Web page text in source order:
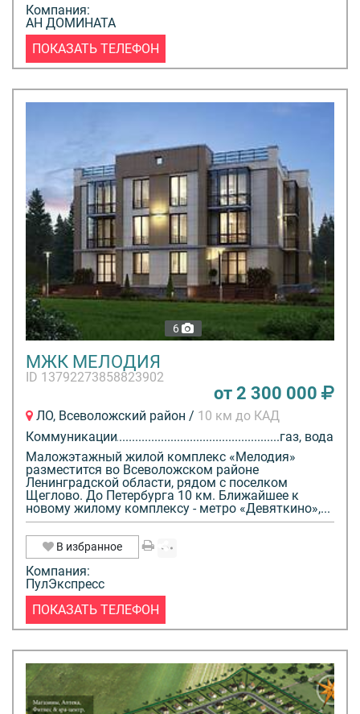
Компания:
АН ДОМИНАТА
ПОКАЗАТЬ ТЕЛЕФОН
6
МЖК МЕЛОДИЯ
ID 13792273858823902
от 2 300 000
ЛО, Всеволожский район / 10 км до КАД
Коммуникации
газ, вода
Маложэтажный жилой комплекс «Мелодия»
разместится во Всеволожском районе
Ленинградской области, рядом с поселком
Щеглово. До Петербурга 10 км. Ближайшее к
новому жилому комплексу - метро «Девяткино»,...
В избранное
Компания:
ПулЭкспресс
ПОКАЗАТЬ ТЕЛЕФОН